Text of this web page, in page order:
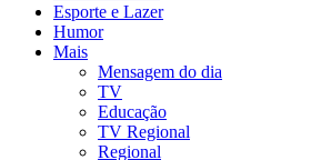
Esporte e Lazer
Humor
Mais
Mensagem do dia
TV
Educação
TV Regional
Regional